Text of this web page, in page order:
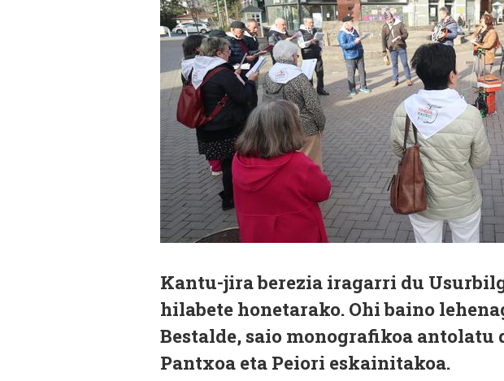
Kantu-jira berezia iragarri du
hilabete honetarako. Ohi baino
Bestalde, saio monografikoa antolatu
Pantxoa eta Peiori eskainitakoa.